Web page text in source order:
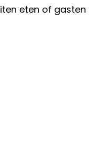
eten of gasten